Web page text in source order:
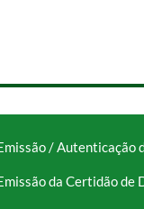
/ Autenticação
da Certidão de